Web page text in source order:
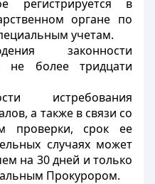
регистрируется в
органе по
учетам.
законности
не более тридцати
истребования
а также в связи со
проверки, срок ее
случаях может
на 30 дней и только
Прокурором.